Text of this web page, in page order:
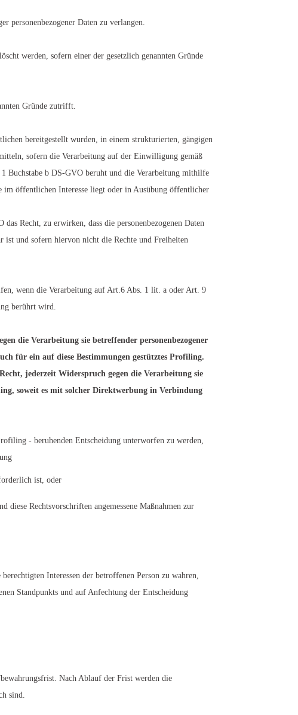
personenbezogener Daten zu verlangen.
werden, sofern einer der gesetzlich genannten Gründe
Gründe zutrifft.
bereitgestellt wurden, in einem strukturierten, gängigen
sofern die Verarbeitung auf der Einwilligung gemäß
Buchstabe b DS-GVO beruht und die Verarbeitung mithilfe
öffentlichen Interesse liegt oder in Ausübung öffentlicher
Recht, zu erwirken, dass die personenbezogenen Daten
ist und sofern hiervon nicht die Rechte und Freiheiten
wenn die Verarbeitung auf Art.6 Abs. 1 lit. a oder Art. 9
berührt wird.
die Verarbeitung sie betreffender personenbezogener
für ein auf diese Bestimmungen gestütztes Profiling.
jederzeit Widerspruch gegen die Verarbeitung sie
soweit es mit solcher Direktwerbung in Verbindung
- beruhenden Entscheidung unterworfen zu werden,
ist, oder
Rechtsvorschriften angemessene Maßnahmen zur
Interessen der betroffenen Person zu wahren,
Standpunkts und auf Anfechtung der Entscheidung
Nach Ablauf der Frist werden die
sind.